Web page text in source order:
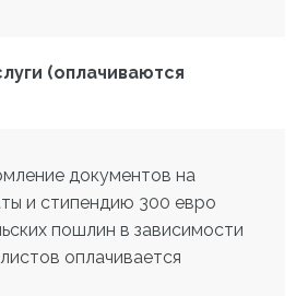
(оплачиваются
документов на
и стипендию 300 евро
пошлин в зависимости
оплачивается